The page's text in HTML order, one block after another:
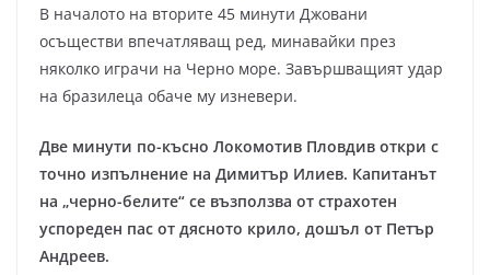
В началото на вторите 45 минути Джовани
осъществи впечатляващ ред, минавайки през
няколко играчи на Черно море. Завършващият удар
на бразилеца обаче му изневери.
Две минути по-късно Локомотив Пловдив откри с
точно изпълнение на Димитър Илиев. Капитанът
на „черно-белите“ се възползва от страхотен
успореден пас от дясното крило, дошъл от Петър
Андреев.